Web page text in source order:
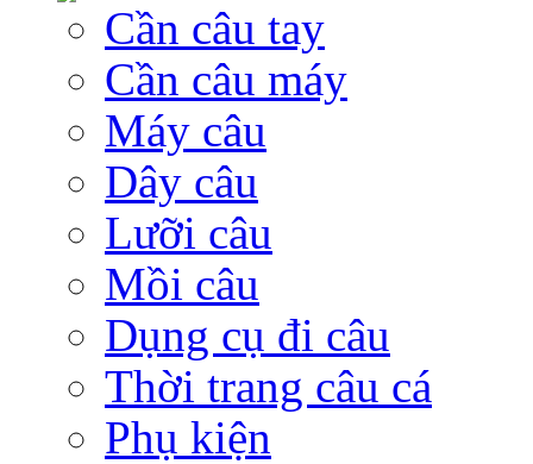
Cần câu tay
Cần câu máy
Máy câu
Dây câu
Lưỡi câu
Mồi câu
Dụng cụ đi câu
Thời trang câu cá
Phụ kiện